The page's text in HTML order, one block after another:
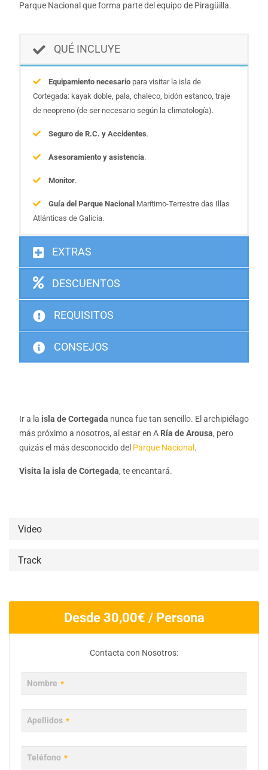
Parque Nacional que forma parte del equipo de Piragüilla.
QUÉ INCLUYE
Equipamiento necesario para visitar la isla de
Cortegada: kayak doble, pala, chaleco, bidón estanco, traje
de neopreno (de ser necesario según la climatología).
Seguro de R.C. y Accidentes.
Asesoramiento y asistencia.
Monitor.
Guía del Parque Nacional Marítimo-Terrestre das Illas
Atlánticas de Galicia.
EXTRAS
DESCUENTOS
REQUISITOS
CONSEJOS
Ir a la isla de Cortegada nunca fue tan sencillo. El archipiélago
más próximo a nosotros, al estar en A Ría de Arousa, pero
quizás el más desconocido del Parque Nacional .
Visita la isla de Cortegada, te encantará.
Video
Track
Desde30,00€ / Persona
Contacta con Nosotros:
Nombre *
Apellidos *
Teléfono *